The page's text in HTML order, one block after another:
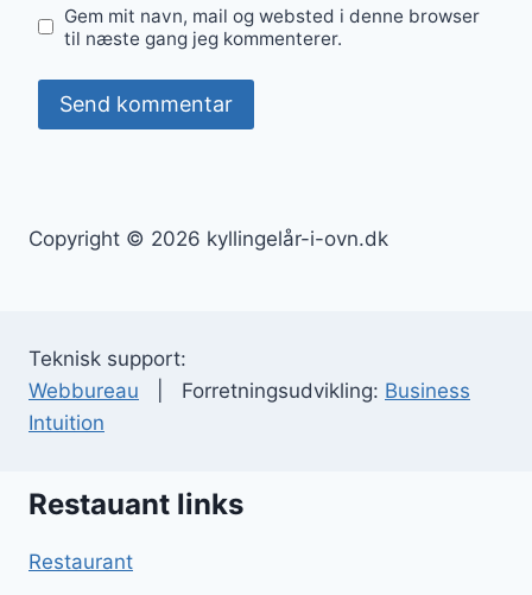
Gem mit navn, mail og websted i denne browser
til næste gang jeg kommenterer.
Copyright © 2026 kyllingelår-i-ovn.dk
Teknisk support:
Webbureau | Forretningsudvikling: Business
Intuition
Restauant links
Restaurant